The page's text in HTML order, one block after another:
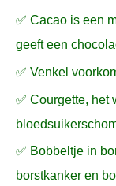
✅ Cacao is een
geeft een
✅ Venkel
✅ Courgette, het
✅ Bobbeltje in
borstkanker en